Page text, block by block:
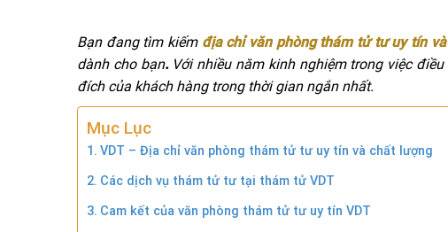
Bạn đang tìm kiếm địa chỉ văn phòng thám tử tư uy tín
dành cho bạn.Với nhiều năm kinh nghiệm trong việc
đích của khách hàng trong thời gian ngắn nhất.
Mục Lục
VDT – Địa chỉ văn phòng thám tử tư uy tín và chất lượng
Các dịch vụ thám tử tư tại thám tử VDT
Cam kết của văn phòng thám tử tư uy tín VDT